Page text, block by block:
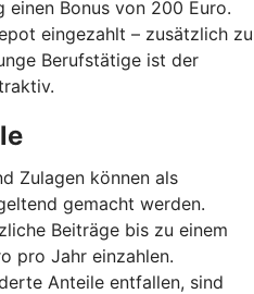
Bonus von 200 Euro.
eingezahlt – zusätzlich zu
Berufstätige ist der
Zulagen können als
gemacht werden.
Beiträge bis zu einem
pro Jahr einzahlen.
Anteile entfallen, sind